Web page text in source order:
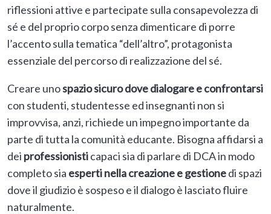
riflessioni attive e partecipate sulla consapevolezza di
sé e del proprio corpo senza dimenticare di porre
l’accento sulla tematica “dell’altro”, protagonista
essenziale del percorso di realizzazione del sé.
Creare unospazio sicuro dove dialogare e confrontarsi
con studenti, studentesse ed insegnanti non si
improvvisa, anzi, richiede un impegno importante da
parte di tutta la comunità educante. Bisogna affidarsi a
dei professionisticapaci sia di parlare di DCA in modo
completo sia esperti nella creazione e gestionedi spazi
dove il giudizio è sospeso e il dialogo è lasciato fluire
naturalmente.